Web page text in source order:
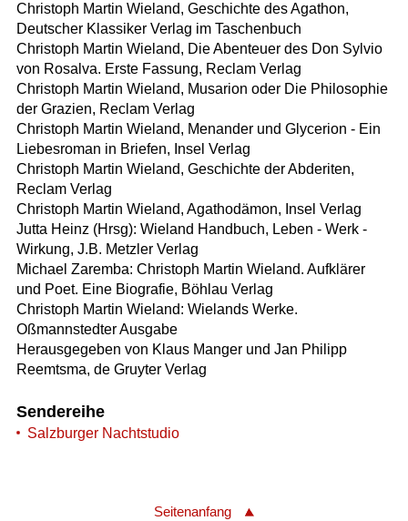
Christoph Martin Wieland, Geschichte des Agathon,
Deutscher Klassiker Verlag im Taschenbuch
Christoph Martin Wieland, Die Abenteuer des Don Sylvio
von Rosalva. Erste Fassung, Reclam Verlag
Christoph Martin Wieland, Musarion oder Die Philosophie
der Grazien, Reclam Verlag
Christoph Martin Wieland, Menander und Glycerion - Ein
Liebesroman in Briefen, Insel Verlag
Christoph Martin Wieland, Geschichte der Abderiten,
Reclam Verlag
Christoph Martin Wieland, Agathodämon, Insel Verlag
Jutta Heinz (Hrsg): Wieland Handbuch, Leben - Werk -
Wirkung, J.B. Metzler Verlag
Michael Zaremba: Christoph Martin Wieland. Aufklärer
und Poet. Eine Biografie, Böhlau Verlag
Christoph Martin Wieland: Wielands Werke.
Oßmannstedter Ausgabe
Herausgegeben von Klaus Manger und Jan Philipp
Reemtsma, de Gruyter Verlag
Sendereihe
Salzburger Nachtstudio
Seitenanfang